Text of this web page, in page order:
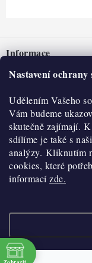
Nastavení
Udělením Vašeho
Vám budeme
skutečně zajímají.
sdílíme je také s
analýzy. Kliknutím
cookies, které
informacízde.
pInformace
Nepřevzetí zásilky na
Obchodní podmínky
Hodnocení obchodu
Blog
Moje objednávka
O nás
Historie
Kontakty
O nákupu
Reklamace a vratky
Výdejní místa
Velkoobchod
Copyright 2026